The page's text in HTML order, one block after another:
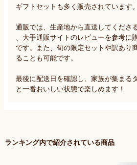
ギフトセットも多く販売されています。
通販では、生産地から直送してくださ
、大手通販サイトのレビューを参考に
です。また、旬の限定セットや訳あり
ることも可能です。
最後に配送日を確認し、家族が集まる
と一番おいしい状態で楽しめます！
ランキング内で紹介されている商品